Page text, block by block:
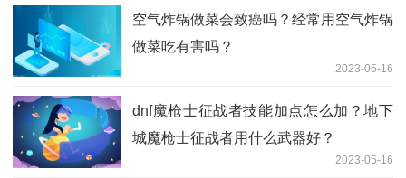
空气炸锅做菜会致癌吗？经常用空气炸锅
做菜吃有害吗？
2023-05-16
dnf魔枪士征战者技能加点怎么加？地下
城魔枪士征战者用什么武器好？
2023-05-16